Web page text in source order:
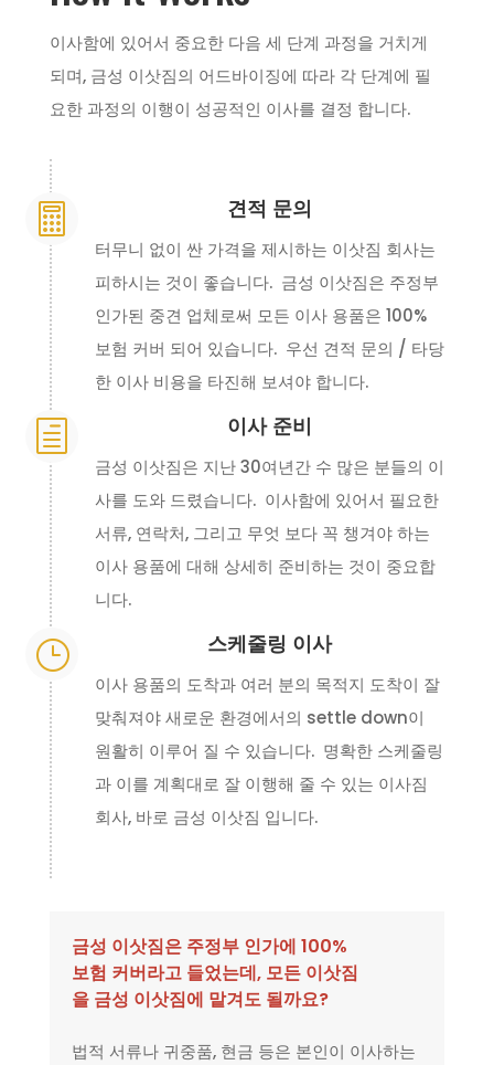
이사함에 있어서 중요한 다음 세 단계 과정을 거치게
되며, 금성 이삿짐의 어드바이징에 따라 각 단계에 필
요한 과정의 이행이 성공적인 이사를 결정 합니다.
 견적 문의
터무니 없이 싼 가격을 제시하는 이삿짐 회사는
피하시는 것이 좋습니다. 금성 이삿짐은 주정부
인가된 중견 업체로써 모든 이사 용품은 100%
보험 커버 되어 있습니다. 우선 견적 문의 / 타당
한 이사 비용을 타진해 보셔야 합니다.
h 이사 준비
금성 이삿짐은 지난 30여년간 수 많은 분들의 이
사를 도와 드렸습니다. 이사함에 있어서 필요한
서류, 연락처, 그리고 무엇 보다 꼭 챙겨야 하는
이사 용품에 대해 상세히 준비하는 것이 중요합
니다.
} 스케줄링 이사
이사 용품의 도착과 여러 분의 목적지 도착이 잘
맞춰져야 새로운 환경에서의 settle down이
원활히 이루어 질 수 있습니다. 명확한 스케줄링
과 이를 계획대로 잘 이행해 줄 수 있는 이사짐
회사, 바로 금성 이삿짐 입니다.
금성 이삿짐은 주정부 인가에 100%
보험 커버라고 들었는데, 모든 이삿짐
을 금성 이삿짐에 맡겨도 될까요?
법적 서류나 귀중품, 현금 등은 본인이 이사하는